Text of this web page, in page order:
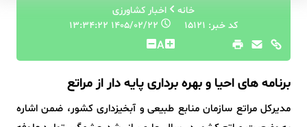
خانه
اخبار کشاورزی
کد خبر: 15121
۱۴۰۵/۰۲/۲۲ ۱۳:۳۴:۲۲
A
برنامه های احیا و بهره برداری پایه دار از مراتع
مدیرکل مراتع سازمان منابع طبیعی و آبخیزداری کشور، ضمن اشاره